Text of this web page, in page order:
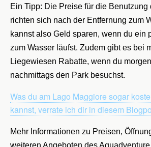
Ein Tipp: Die Preise für die
richten sich nach der Entfernung zum
kannst also Geld sparen, wenn du ein
zum Wasser läufst. Zudem gibt es bei
Liegewiesen Rabatte, wenn du
nachmittags den Park besuchst.
Was du am Lago Maggiore sogar
kannst, verrate ich dir in diesem
Mehr Informationen zu Preisen,
weiteren Angeboten des